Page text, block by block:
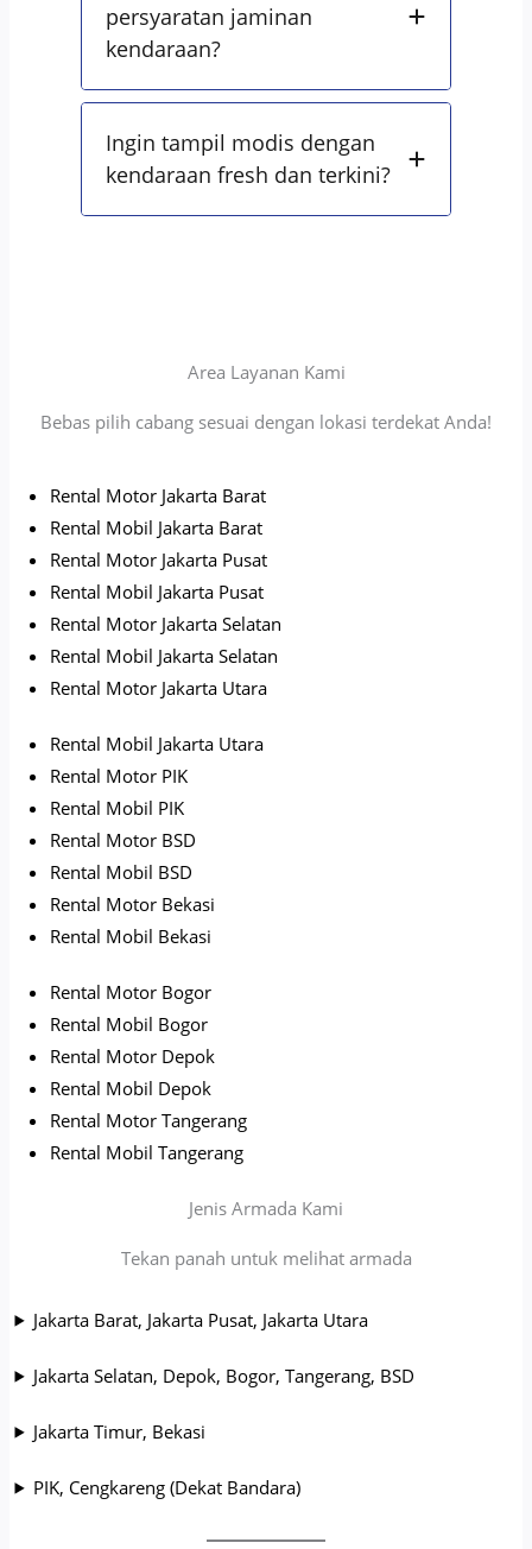
persyaratan jaminan
kendaraan?
Ingin tampil modis dengan
kendaraan fresh dan terkini?
Area Layanan Kami
Bebas pilih cabang sesuai dengan lokasi terdekat Anda!
Rental Motor Jakarta Barat
Rental Mobil Jakarta Barat
Rental Motor Jakarta Pusat
Rental Mobil Jakarta Pusat
Rental Motor Jakarta Selatan
Rental Mobil Jakarta Selatan
Rental Motor Jakarta Utara
Rental Mobil Jakarta Utara
Rental Motor PIK
Rental Mobil PIK
Rental Motor BSD
Rental Mobil BSD
Rental Motor Bekasi
Rental Mobil Bekasi
Rental Motor Bogor
Rental Mobil Bogor
Rental Motor Depok
Rental Mobil Depok
Rental Motor Tangerang
Rental Mobil Tangerang
Jenis Armada Kami
Tekan panah untuk melihat armada
Jakarta Barat, Jakarta Pusat, Jakarta Utara
Jakarta Selatan, Depok, Bogor, Tangerang, BSD
Jakarta Timur, Bekasi
PIK, Cengkareng (Dekat Bandara)